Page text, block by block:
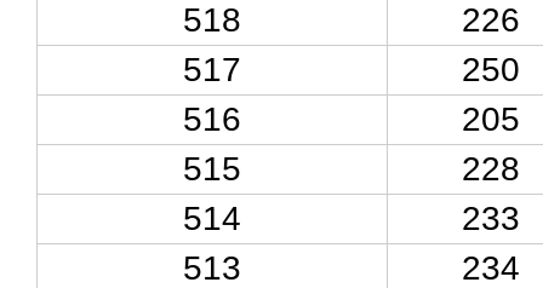
518
226
517
250
516
205
515
228
514
233
513
234